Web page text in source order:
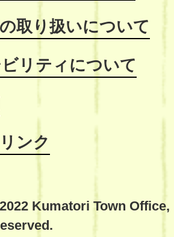
取り扱いについて
リティについて
ンク
Kumatori Town Office,